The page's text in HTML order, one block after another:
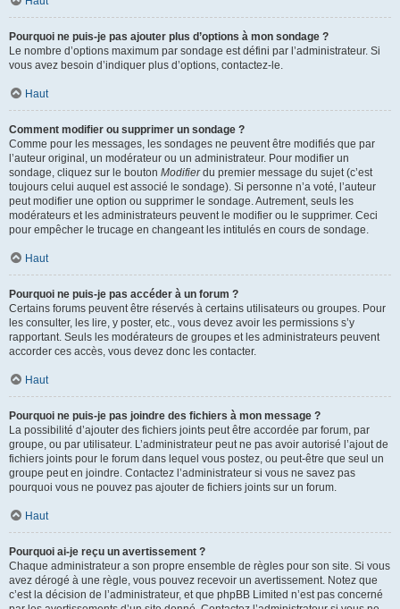
Pourquoi ne puis-je pas ajouter plus d’options à mon sondage ?
Le nombre d’options maximum par sondage est défini par l’administrateur. Si
vous avez besoin d’indiquer plus d’options, contactez-le.
Haut
Comment modifier ou supprimer un sondage ?
Comme pour les messages, les sondages ne peuvent être modifiés que par
l’auteur original, un modérateur ou un administrateur. Pour modifier un
sondage, cliquez sur le bouton Modifierdu premier message du sujet (c’est
toujours celui auquel est associé le sondage). Si personne n’a voté, l’auteur
peut modifier une option ou supprimer le sondage. Autrement, seuls les
modérateurs et les administrateurs peuvent le modifier ou le supprimer. Ceci
pour empêcher le trucage en changeant les intitulés en cours de sondage.
Haut
Pourquoi ne puis-je pas accéder à un forum ?
Certains forums peuvent être réservés à certains utilisateurs ou groupes. Pour
les consulter, les lire, y poster, etc., vous devez avoir les permissions s’y
rapportant. Seuls les modérateurs de groupes et les administrateurs peuvent
accorder ces accès, vous devez donc les contacter.
Haut
Pourquoi ne puis-je pas joindre des fichiers à mon message ?
La possibilité d’ajouter des fichiers joints peut être accordée par forum, par
groupe, ou par utilisateur. L’administrateur peut ne pas avoir autorisé l’ajout de
fichiers joints pour le forum dans lequel vous postez, ou peut-être que seul un
groupe peut en joindre. Contactez l’administrateur si vous ne savez pas
pourquoi vous ne pouvez pas ajouter de fichiers joints sur un forum.
Haut
Pourquoi ai-je reçu un avertissement ?
Chaque administrateur a son propre ensemble de règles pour son site. Si vous
avez dérogé à une règle, vous pouvez recevoir un avertissement. Notez que
c’est la décision de l’administrateur, et que phpBB Limited n’est pas concerné